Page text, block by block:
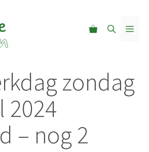
zondag
2024
– nog 2